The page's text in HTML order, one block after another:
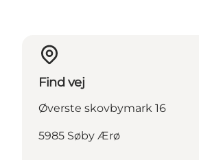
Find vej
Øverste skovbymark 16
5985 Søby Ærø